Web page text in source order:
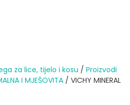
za lice, tijelo i kosu / Proizvodi
I MJEŠOVITA/ VICHY MINERAL